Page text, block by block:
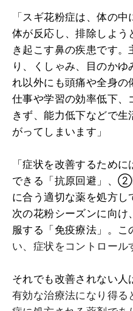
「 スギ花粉症は、体の中
体が反応し、排除しよう
き起こす鼻の疾患です。
り、くしゃみ、目のか
れ以外にも頭痛や全身の
仕事や学習の効率低下
きず、能力低下などで
がってしまいます」
「症状を改善するため
できる「抗原回避」、②
に合う適切な薬を処方
次の花粉シーズンに向
服する「免疫療法」。こ
い、症状をコントロール
それでも改善されない人
有効な治療法になり得